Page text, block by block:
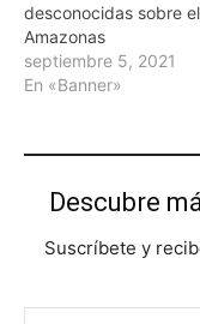
desconocidas sobre el
Amazonas
septiembre 5, 2021
En «Banner»
Descubre
Suscríbete y
Escribe tu correo electrónico…